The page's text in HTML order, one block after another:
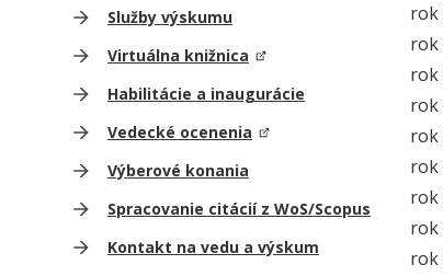
Služby výskumu
Virtuálna knižnica
Habilitácie a inaugurácie
Vedecké ocenenia
Výberové konania
Spracovanie citácií z WoS/Scopus
Kontakt na vedu a výskum
rok
rok
rok
rok
rok
rok
rok
rok
rok